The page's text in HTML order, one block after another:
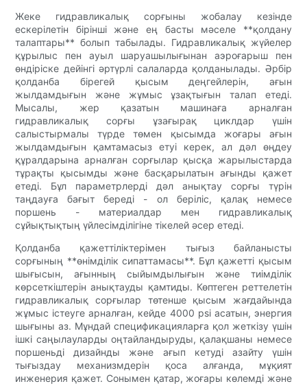
Жеке гидравликалық сорғыны жобалау кезінде
ескерілетін бірінші және ең басты мәселе **қолдану
талаптары** болып табылады. Гидравликалық жүйелер
құрылыс пен ауыл шаруашылығынан аэроғарыш пен
өндіріске дейінгі әртүрлі салаларда қолданылады. Әрбір
қолданба бірегей қысым деңгейлерін, ағын
жылдамдығын және жұмыс ұзақтығын талап етеді.
Мысалы, жер қазатын машинаға арналған
гидравликалық сорғы ұзағырақ циклдар үшін
салыстырмалы түрде төмен қысымда жоғары ағын
жылдамдығын қамтамасыз етуі керек, ал дәл өңдеу
құралдарына арналған сорғылар қысқа жарылыстарда
тұрақты қысымды және басқарылатын ағынды қажет
етеді. Бұл параметрлерді дәл анықтау сорғы түрін
таңдауға бағыт береді - ол беріліс, қалақ немесе
поршень - материалдар мен гидравликалық
сұйықтықтың үйлесімділігіне тікелей әсер етеді.
Қолданба қажеттіліктерімен тығыз байланысты
сорғының **өнімділік сипаттамасы**. Бұл қажетті қысым
шығысын, ағынның сыйымдылығын және тиімділік
көрсеткіштерін анықтауды қамтиды. Көптеген реттелетін
гидравликалық сорғылар төтенше қысым жағдайында
жұмыс істеуге арналған, кейде 4000 psi асатын, энергия
шығыны аз. Мұндай спецификацияларға қол жеткізу үшін
ішкі саңылауларды оңтайландыруды, қалақшаны немесе
поршеньді дизайнды және ағып кетуді азайту үшін
тығыздау механизмдерін қоса алғанда, мұқият
инженерия қажет. Сонымен қатар, жоғары көлемді және